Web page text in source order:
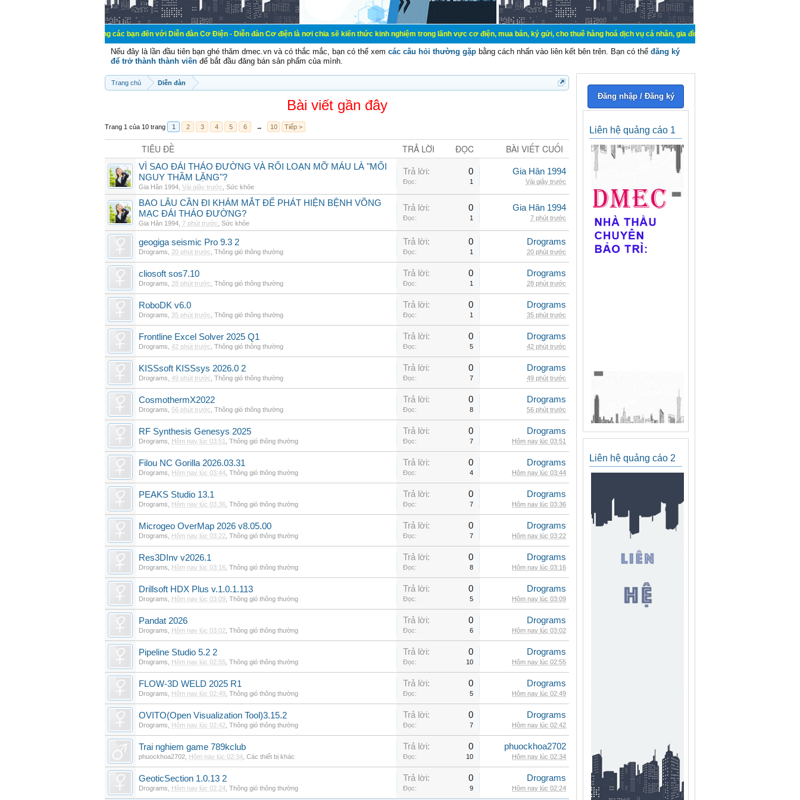
Chào mừng các bạn đến với Diễn đàn Cơ Điện - Diễn đàn Cơ điện là nơi chia sẽ kiến thức kinh nghiệm trong lãnh vực cơ điện, mua bán, ký gửi, cho thuê hàng hoá dịch vụ cá nhân, gia đình. Mua bán, ký gửi, cho thuê thiết bị hệ
Nếu đây là lần đầu tiên bạn ghé thăm dmec.vn và có thắc mắc, bạn có thể xem các câu hỏi thường gặp bằng cách nhấn vào liên kết bên trên. Bạn có thể đăng ký
để trở thành thành viên để bắt đầu đăng bán sản phẩm của mình.
Trang chủ Diễn đàn
Bài viết gần đây
Trang 1 của 10 trang 1 2 3 4 5 6 → 10 Tiếp >
TIÊU ĐỀ TRẢ LỜI ĐỌC BÀI VIẾT CUỐI
VÌ SAO ĐÁI THÁO ĐƯỜNG VÀ RỐI LOẠN MỠ MÁU LÀ "MỐI
NGUY THẦM LẶNG"?
Gia Hân 1994 Vài giây trước Sức khỏe
Trả lời: 0
Đọc: 1
Gia Hân 1994
Vài giây trước
BAO LÂU CẦN ĐI KHÁM MẮT ĐỂ PHÁT HIỆN BỆNH VÕNG
MẠC ĐÁI THÁO ĐƯỜNG?
Gia Hân 1994 7 phút trước Sức khỏe
Trả lời: 0
Đọc: 1
Gia Hân 1994
7 phút trước
geogiga seismic Pro 9.3 2
Drograms 20 phút trước Thông gió thông thường
Trả lời: 0
Đọc: 1
Drograms
20 phút trước
cliosoft sos7.10
Drograms 28 phút trước Thông gió thông thường
Trả lời: 0
Đọc: 1
Drograms
28 phút trước
RoboDK v6.0
Drograms 35 phút trước Thông gió thông thường
Trả lời: 0
Đọc: 1
Drograms
35 phút trước
Frontline Excel Solver 2025 Q1
Drograms 42 phút trước Thông gió thông thường
Trả lời: 0
Đọc: 5
Drograms
42 phút trước
KISSsoft KISSsys 2026.0 2
Drograms 49 phút trước Thông gió thông thường
Trả lời: 0
Đọc: 7
Drograms
49 phút trước
CosmothermX2022
Drograms 56 phút trước Thông gió thông thường
Trả lời: 0
Đọc: 8
Drograms
56 phút trước
RF Synthesis Genesys 2025
Drograms Hôm nay lúc 03:51 Thông gió thông thường
Trả lời: 0
Đọc: 7
Drograms
Hôm nay lúc 03:51
Filou NC Gorilla 2026.03.31
Drograms Hôm nay lúc 03:44 Thông gió thông thường
Trả lời: 0
Đọc: 4
Drograms
Hôm nay lúc 03:44
PEAKS Studio 13.1
Drograms Hôm nay lúc 03:36 Thông gió thông thường
Trả lời: 0
Đọc: 7
Drograms
Hôm nay lúc 03:36
Microgeo OverMap 2026 v8.05.00
Drograms Hôm nay lúc 03:22 Thông gió thông thường
Trả lời: 0
Đọc: 7
Drograms
Hôm nay lúc 03:22
Res3DInv v2026.1
Drograms Hôm nay lúc 03:16 Thông gió thông thường
Trả lời: 0
Đọc: 8
Drograms
Hôm nay lúc 03:16
Drillsoft HDX Plus v.1.0.1.113
Drograms Hôm nay lúc 03:09 Thông gió thông thường
Trả lời: 0
Đọc: 5
Drograms
Hôm nay lúc 03:09
Pandat 2026
Drograms Hôm nay lúc 03:02 Thông gió thông thường
Trả lời: 0
Đọc: 6
Drograms
Hôm nay lúc 03:02
Pipeline Studio 5.2 2
Drograms Hôm nay lúc 02:55 Thông gió thông thường
Trả lời: 0
Đọc: 10
Drograms
Hôm nay lúc 02:55
FLOW-3D WELD 2025 R1
Drograms Hôm nay lúc 02:49 Thông gió thông thường
Trả lời: 0
Đọc: 5
Drograms
Hôm nay lúc 02:49
OVITO(Open Visualization Tool)3.15.2
Drograms Hôm nay lúc 02:42 Thông gió thông thường
Trả lời: 0
Đọc: 7
Drograms
Hôm nay lúc 02:42
Trai nghiem game 789kclub
phuockhoa2702 Hôm nay lúc 02:34 Các thiết bị khác
Trả lời: 0
Đọc: 10
phuockhoa2702
Hôm nay lúc 02:34
GeoticSection 1.0.13 2
Drograms Hôm nay lúc 02:24 Thông gió thông thường
Trả lời: 0
Đọc: 9
Drograms
Hôm nay lúc 02:24
Đăng nhập / Đăng ký
Liên hệ quảng cáo 1
Liên hệ quảng cáo 2